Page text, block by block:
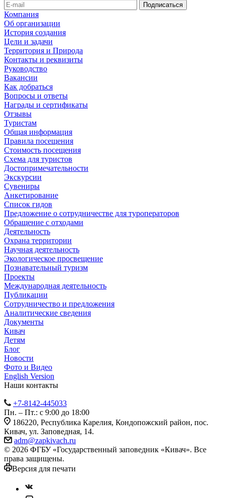
Компания
Об организации
История создания
Цели и задачи
Территория и Природа
Контакты и реквизиты
Руководство
Вакансии
Как добраться
Вопросы и ответы
Награды и сертификаты
Отзывы
Туристам
Общая информация
Правила посещения
Стоимость посещения
Схема для туристов
Достопримечательности
Экскурсии
Сувениры
Анкетирование
Список гидов
Предложение о сотрудничестве для туроператоров
Обращение с отходами
Деятельность
Охрана территории
Научная деятельность
Экологическое просвещение
Познавательный туризм
Проекты
Международная деятельность
Публикации
Сотрудничество и предложения
Аналитические сведения
Документы
Кивач
Детям
Блог
Новости
Фото и Видео
English Version
Наши контакты
+7-8142-445033
Пн. – Пт.: с 9:00 до 18:00
186220, Республика Карелия, Кондопожский район, пос.
Кивач, ул. Заповедная, 14.
adm@zapkivach.ru
© 2026 ФГБУ «Государственный заповедник «Кивач». Все
права защищены.
Версия для печати